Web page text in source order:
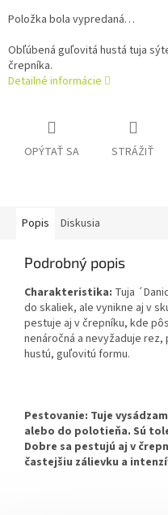
Položka bola vypredaná…
Obľúbená guľovitá hustá tuja
črepníka.
Detailné informácie
OPÝTAŤ SA STRÁŽIŤ
Popis Diskusia
Podrobný popis
Charakteristika: Tuja
do skaliek, ale vynikne aj v
pestuje aj v črepníku, kde
nenáročná a nevyžaduje
hustú, guľovitú formu.
Pestovanie: Tuje
alebo do polotieňa. Sú
Dobre sa pestujú aj v
častejšiu zálievku a